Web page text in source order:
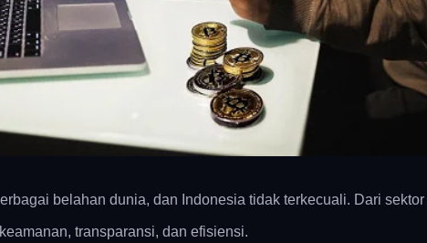
belahan dunia, dan Indonesia tidak terkecuali. Dari
transparansi, dan efisiensi.